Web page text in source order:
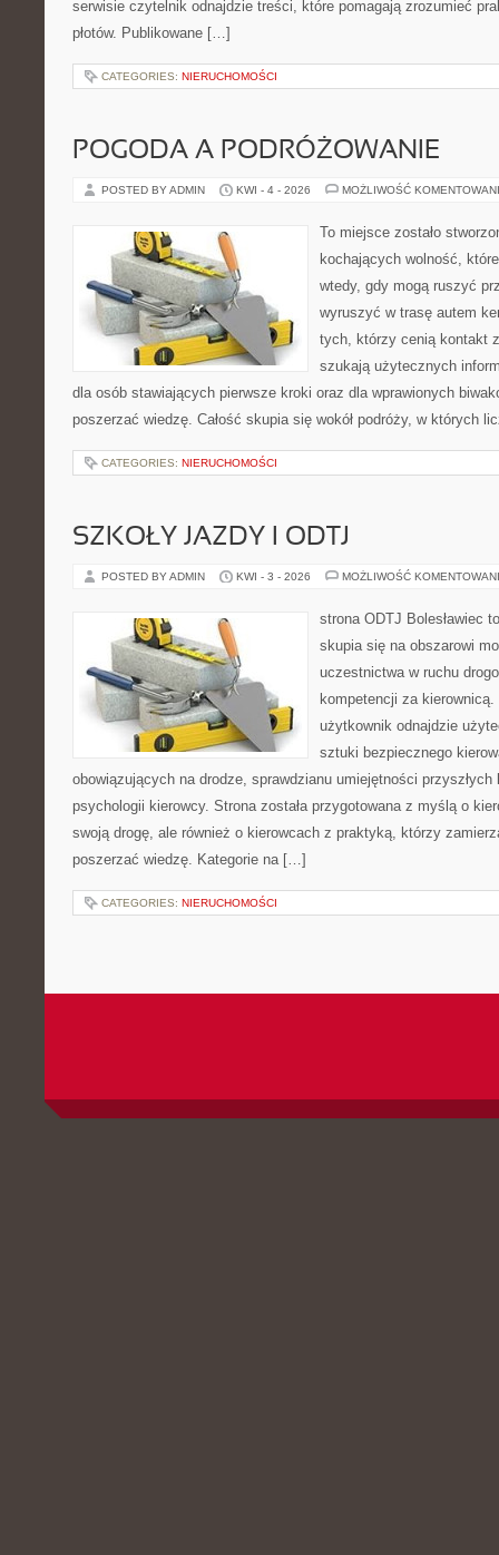
serwisie czytelnik odnajdzie treści, które pomagają zrozumieć
płotów. Publikowane […]
CATEGORIES: NIERUCHOMOŚCI
POGODA A PODRÓŻOWANIE
POSTED BY ADMIN KWI - 4 - 2026 MOŻLIWOŚĆ
To miejsce zostało
kochających wolność,
wtedy, gdy mogą ruszyć
wyruszyć w trasę autem
tych, którzy cenią kontakt
szukają użytecznych
dla osób stawiających pierwsze kroki oraz dla wprawionych
poszerzać wiedzę. Całość skupia się wokół podróży, w których
CATEGORIES: NIERUCHOMOŚCI
SZKOŁY JAZDY I ODTJ
POSTED BY ADMIN KWI - 3 - 2026 MOŻLIWOŚĆ
strona ODTJ Bolesławiec
skupia się na obszarowi
uczestnictwa w ruchu
kompetencji za
użytkownik odnajdzie
sztuki bezpiecznego
obowiązujących na drodze, sprawdzianu umiejętności przyszłych
psychologii kierowcy. Strona została przygotowana z myślą o
swoją drogę, ale również o kierowcach z praktyką, którzy
poszerzać wiedzę. Kategorie na […]
CATEGORIES: NIERUCHOMOŚCI